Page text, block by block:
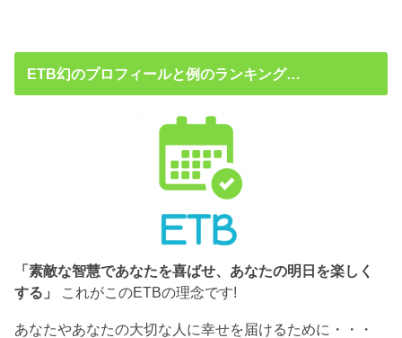
ETB幻のプロフィールと例のランキング…
「素敵な智慧であなたを喜ばせ、あなたの明日を楽しく
する」 これがこのETBの理念です!
あなたやあなたの大切な人に幸せを届けるために・・・